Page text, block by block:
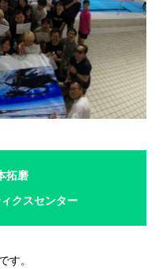
拓磨
クスセンター
す。